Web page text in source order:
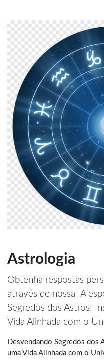
Astrologia
Obtenha respostas
através de nossa IA
Segredos dos Astros:
Vida Alinhada com o
Desvendando Segredos dos
uma Vida Alinhada com o